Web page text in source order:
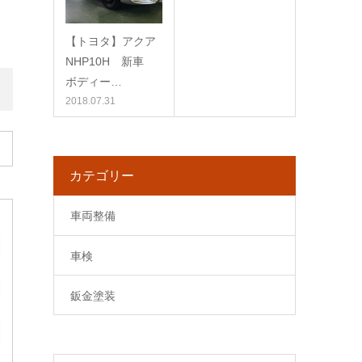
【トヨタ】アクア
NHP10H 新車
ボディー…
2018.07.31
カテゴリー
車両整備
車検
鈑金塗装